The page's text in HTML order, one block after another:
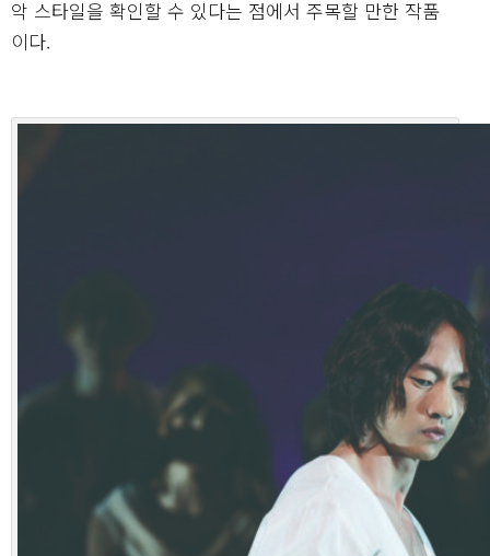
악 스타일을 확인할 수 있다는 점에서 주목할 만한 작품
이다.